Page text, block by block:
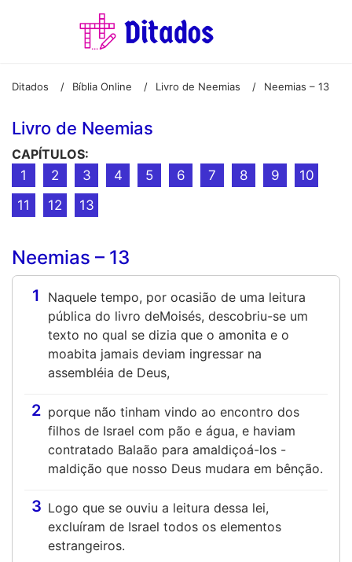
Ditados / Bíblia Online / Livro de Neemias / Neemias – 13
Livro de Neemias
CAPÍTULOS:
1
2 3 4 5 6 7 8 9
10
11
12 13
Neemias – 13
1
Naquele tempo, por ocasião de uma leitura
pública do livro deMoisés, descobriu-se um
texto no qual se dizia que o amonita e o
moabita jamais deviam ingressar na
assembléia de Deus,
2 porque não tinham vindo ao encontro dos
filhos de Israel com pão e água, e haviam
contratado Balaão para amaldiçoá-los -
maldição que nosso Deus mudara em bênção.
3 Logo que se ouviu a leitura dessa lei,
excluíram de Israel todos os elementos
estrangeiros.